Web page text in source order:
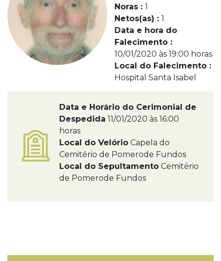
Noras : 1
Netos(as) : 1
Data e hora do
Falecimento :
10/01/2020 às 19:00 horas
Local do Falecimento :
Hospital Santa Isabel
Data e Horário do Cerimonial de
Despedida 11/01/2020 às 16:00
horas
Local do Velório Capela do
Cemitério de Pomerode Fundos
Local do Sepultamento Cemitério
de Pomerode Fundos